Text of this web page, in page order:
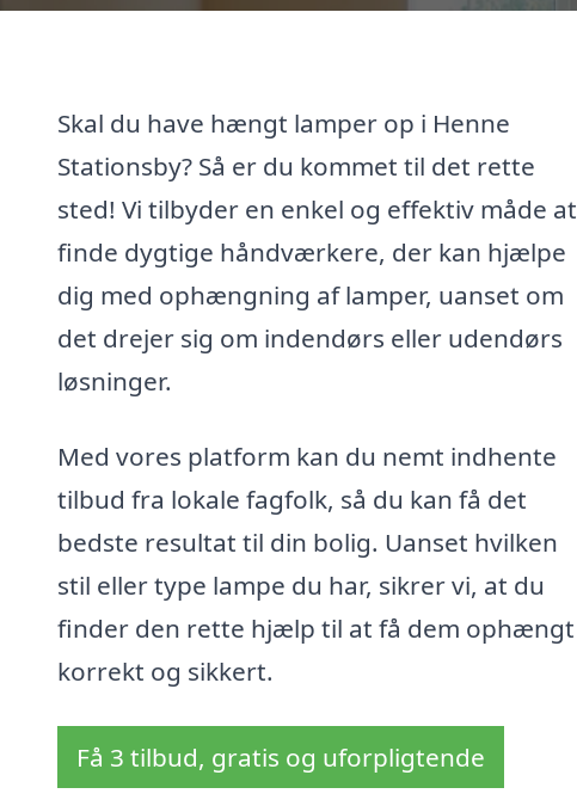
Skal du have hængt lamper op i Henne
Stationsby? Så er du kommet til det rette
sted! Vi tilbyder en enkel og effektiv måde at
finde dygtige håndværkere, der kan hjælpe
dig med ophængning af lamper, uanset om
det drejer sig om indendørs eller udendørs
løsninger.
Med vores platform kan du nemt indhente
tilbud fra lokale fagfolk, så du kan få det
bedste resultat til din bolig. Uanset hvilken
stil eller type lampe du har, sikrer vi, at du
finder den rette hjælp til at få dem ophængt
korrekt og sikkert.
Få 3 tilbud, gratis og uforpligtende